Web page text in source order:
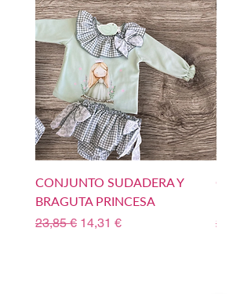
CONJUNTO SUDADERA Y
BRAGUTA PRINCESA
Precio
23,85 € Precio de oferta
14,31 €
Precio
23,85 €